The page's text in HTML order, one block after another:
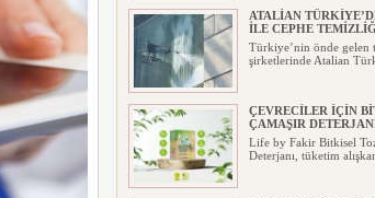
ATALİAN
İLE CEPHE
Türkiye’nin önde gelen
şirketlerinde Atalian
ÇEVRECİLER İÇİN
ÇAMAŞIR
Life by Fakir Bitkisel
Deterjanı, tüketim